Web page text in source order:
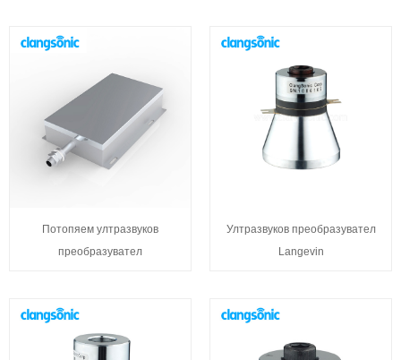
Потопяем ултразвуков
преобразувател
Ултразвуков преобразувател
Langevin